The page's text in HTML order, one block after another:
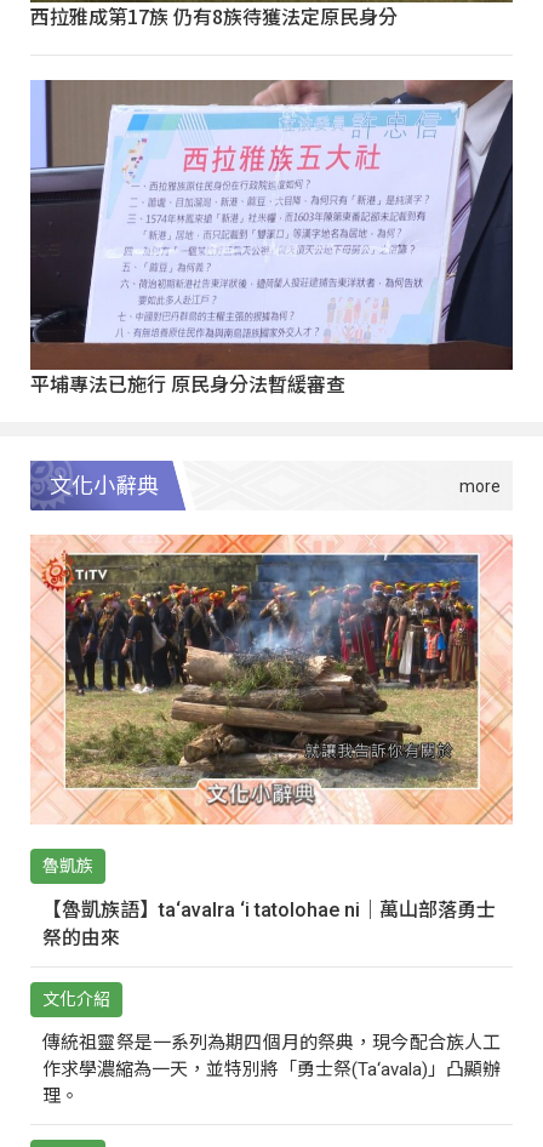
西拉雅成第17族 仍有8族待獲法定原民身分
平埔專法已施行 原民身分法暫緩審查
文化小辭典
魯凱族
【魯凱族語】ta‘avalra ‘i tatolohae ni｜萬山部落勇士
祭的由來
文化介紹
傳統祖靈祭是一系列為期四個月的祭典，現今配合族人工
作求學濃縮為一天，並特別將「勇士祭(Ta‘avala)」凸顯辦
理。